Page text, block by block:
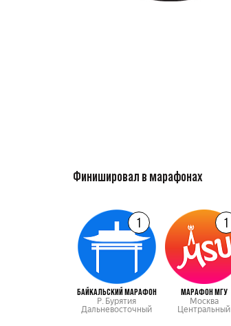
Финишировал в марафонах
1
БАЙКАЛЬСКИЙ МАРАФОН
Р. Бурятия
Дальневосточный
1
МАРАФОН МГУ
Москва
Центральный